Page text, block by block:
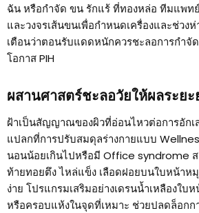
ฉัน หรือกำจัด ขน รักแร้ ที่ทองหล่อ ทีมแพท
และวงจรเส้นขนเพื่อกำหนดเครื่องและช่วง
เตือนว่าตอนรับแดดหนักควรชะลอการกำจั
โอกาส PIH
ผสานศาสตร์ชะลอวัยให้ผลระยะ
ฝ้าเป็นสัญญาณของผิวที่อ่อนไหวต่อการอักเ
แปลกที่การปรับสมดุลร่างกายแบบ
นอนน้อยเกินไปหรือมี Office syndrome
ท้ายทอยตึง ไหล่แข็ง เลือดฝอยบนใบหน้าห
ง่าย โปรแกรมเสริมอย่างเดรนน้ำเหลืองใบ
หรือครอบแห้งในจุดที่เหมาะ ช่วยปลดล็อกก